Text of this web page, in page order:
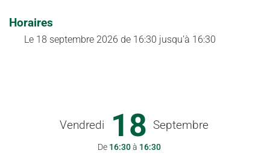
Horaires
Le 18 septembre 2026 de 16:30 jusqu'à 16:30
Vendredi 18 Septembre
De 16:30à 16:30